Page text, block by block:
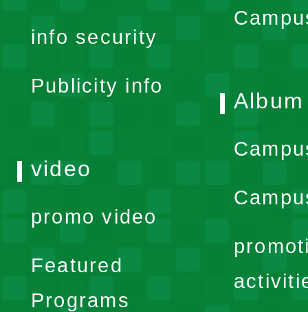
expand
info security
Publicity info
Album
video
promo video
Featured
Programs